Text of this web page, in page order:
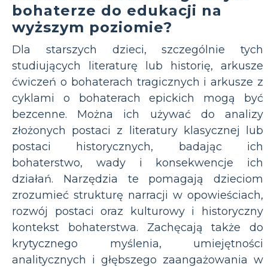
bohaterze do edukacji na
wyższym poziomie?
Dla starszych dzieci, szczególnie tych
studiujących literaturę lub historię, arkusze
ćwiczeń o bohaterach tragicznych i arkusze z
cyklami o bohaterach epickich mogą być
bezcenne. Można ich używać do analizy
złożonych postaci z literatury klasycznej lub
postaci historycznych, badając ich
bohaterstwo, wady i konsekwencje ich
działań. Narzędzia te pomagają dzieciom
zrozumieć strukturę narracji w opowieściach,
rozwój postaci oraz kulturowy i historyczny
kontekst bohaterstwa. Zachęcają także do
krytycznego myślenia, umiejętności
analitycznych i głębszego zaangażowania w